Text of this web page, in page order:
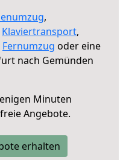
,
Klaviertransport,
Fernumzug oder eine
nach Gemünden
Minuten
Angebote.
erhalten